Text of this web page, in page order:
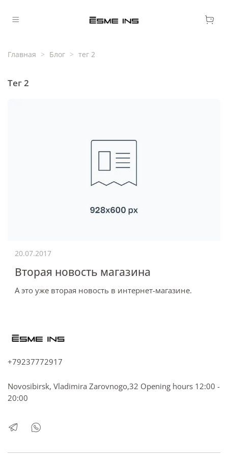
Главная Блог тег 2
тег 2
Вторая новость магазина
А это уже вторая новость в интернет-магазине.
20.07.2017
+79237772917
Novosibirsk, Vladimira Zarovnogo,32 Opening hours 12:00 -
20:00